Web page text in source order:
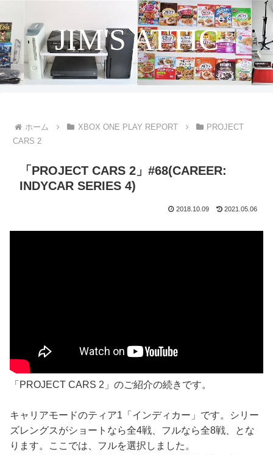
JIM'S ATTIC
ホーム XBOX ONE PLAY REPORT
PROJECT
CARS 2
「PROJECT CARS 2」#68(CAREER:
INDYCAR SERIES 4)
2018.10.09 2021.05.06
「PROJECT CARS 2」のご紹介の続きです。
キャリアモードのティア1「インディカー」です。シリー
ズレングスがショートなら全4戦、フルなら全8戦、とな
ります。ここでは、フルを選択しました。